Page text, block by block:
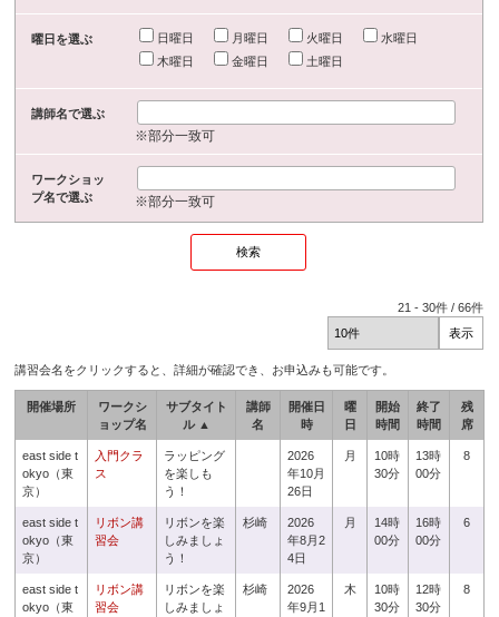
曜日を選ぶ 日曜日 月曜日 火曜日
水曜日
木曜日
金曜日 土曜日
講師名で選ぶ
※部分一致可
ワークショッ
プ名で選ぶ
※部分一致可
21 -30件 /66件
講習会名をクリックすると、詳細が確認でき、お申込みも可能です。
開催場所
ワークシ
ョップ名
サブタイト
ル ▲
講師
名
開催日
時
曜
日
開始
時間
終了
時間
残
席
east side t
okyo（東
京）
入門クラ
ス
ラッピング
を楽しも
う！
2026
年10月
26日
月
10時
30分
13時
00分
8
east side t
okyo（東
京）
リボン講
習会
リボンを楽
しみましょ
う！
杉崎
2026
年8月2
4日
月
14時
00分
16時
00分
6
east side t
okyo（東
リボン講
習会
リボンを楽
しみましょ
杉崎
2026
年9月1
木
10時
30分
12時
30分
8